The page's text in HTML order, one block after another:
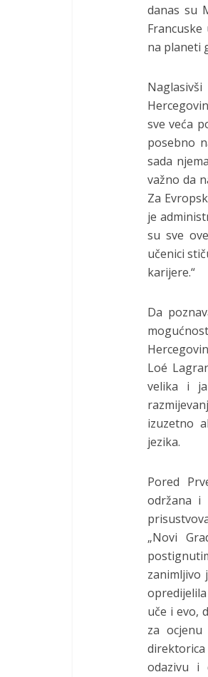
danas su
na planeti
sve veća
posebno
sada
važno da
Za
je
su sve
učenici
karijere.“
Da
Loé
velika i
izuzetno
jezika.
Pored
održana i
„Novi
zanimljivo
uče i evo,
za
direktorica
odazivu i